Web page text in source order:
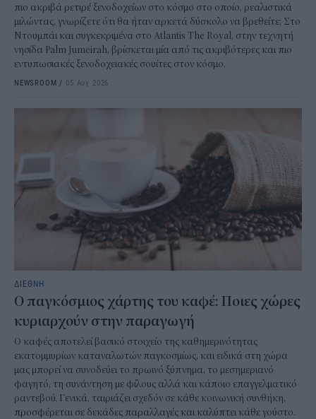
πιο ακριβά ρετιρέ ξενοδοχείων στο κόσμο στο οποίο, ρεαλιστικά
μιλώντας, γνωρίζετε ότι θα ήταν αρκετά δύσκολο να βρεθείτε; Στο
Ντουμπάι και συγκεκριμένα στο Atlantis The Royal, στην τεχνητή
νησίδα Palm Jumeirah, βρίσκεται μία από τις ακριβότερες και πιο
εντυπωσιακές ξενοδοχειακές σουίτες στον κόσμο.
NEWSROOM / 05 Αυγ 2026
ΔΙΕΘΝΗ
Ο παγκόσμιος χάρτης του καφέ: Ποιες χώρες
κυριαρχούν στην παραγωγή
Ο καφές αποτελεί βασικό στοιχείο της καθημερινότητας
εκατομμυρίων καταναλωτών παγκοσμίως, και ειδικά στη χώρα
μας μπορεί να συνοδεύει το πρωινό ξύπνημα, το μεσημεριανό
φαγητό, τη συνάντηση με φίλους αλλά και κάποιο επαγγελματικό
ραντεβού. Γενικά, ταιριάζει σχεδόν σε κάθε κοινωνική συνθήκη,
προσφέρεται σε δεκάδες παραλλαγές και καλύπτει κάθε γούστο.